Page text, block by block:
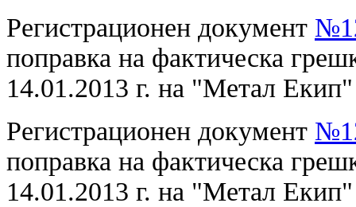
Регистрационен документ
поправка на фактическа
14.01.2013 г. на "Метал
Регистрационен документ
поправка на фактическа
14.01.2013 г. на "Метал